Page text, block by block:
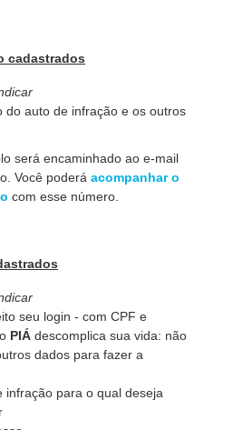
cadastrados
do auto de infração e os outros
será encaminhado ao e-mail
Você poderá acompanhar o
com esse número.
seu login - com CPF e
PIÁ descomplica sua vida: não
dados para fazer a
infração para o qual deseja